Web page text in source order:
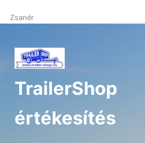
Zsanér
TrailerShop
értékesítés